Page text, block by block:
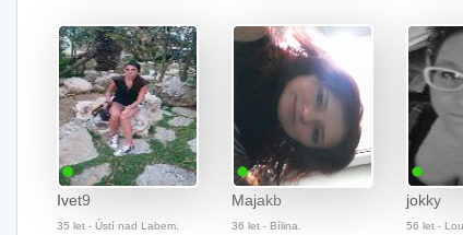
Ivet9
35 let - Ústí nad Labem.
Majakb
36 let - Bílina.
jokky
56 let -